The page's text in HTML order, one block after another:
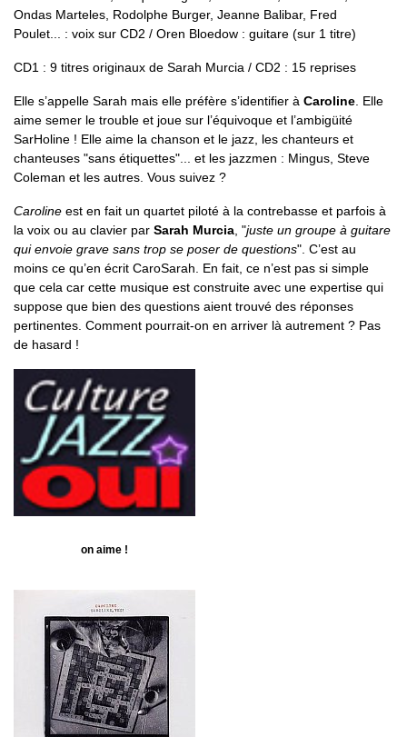
Ondas Marteles, Rodolphe Burger, Jeanne Balibar, Fred
Poulet... : voix sur CD2 / Oren Bloedow : guitare (sur 1 titre)
CD1 : 9 titres originaux de Sarah Murcia / CD2 : 15 reprises
Elle s’appelle Sarah mais elle préfère s’identifier à Caroline . Elle
aime semer le trouble et joue sur l’équivoque et l’ambigüité
SarHoline ! Elle aime la chanson et le jazz, les chanteurs et
chanteuses "sans étiquettes"... et les jazzmen : Mingus, Steve
Coleman et les autres. Vous suivez ?
Caroline est en fait un quartet piloté à la contrebasse et parfois à
la voix ou au clavier par Sarah Murcia , "juste un groupe à guitare
qui envoie grave sans trop se poser de questions". C’est au
moins ce qu’en écrit CaroSarah. En fait, ce n’est pas si simple
que cela car cette musique est construite avec une expertise qui
suppose que bien des questions aient trouvé des réponses
pertinentes. Comment pourrait-on en arriver là autrement ? Pas
de hasard !
on aime !